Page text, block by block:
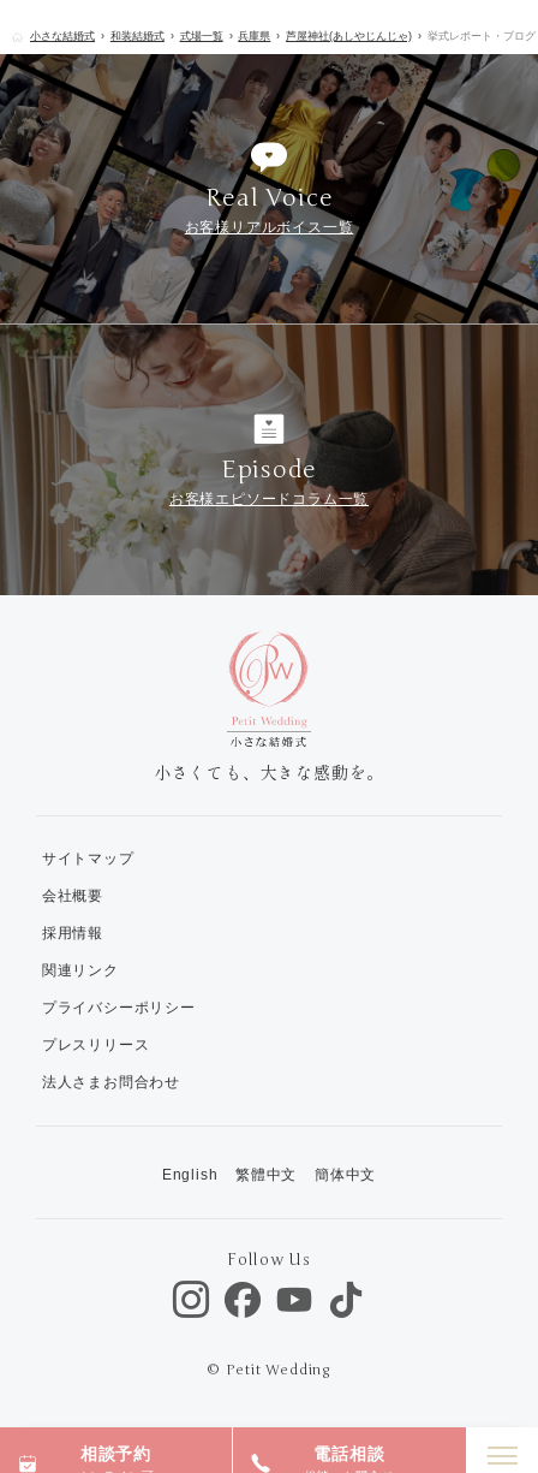
小さな結婚式 和装結婚式 式場一覧 兵庫県 芦屋神社(あしやじんじゃ) 挙式レポート・ブログ
相談予約 電話相談
Real Voice
お客様リアルボイス一覧
Episode
お客様エピソードコラム一覧
小さくても、大きな感動を。
サイトマップ
会社概要
採用情報
関連リンク
プライバシーポリシー
プレスリリース
法人さまお問合わせ
English 繁體中文 簡体中文
Follow Us
© Petit Wedding